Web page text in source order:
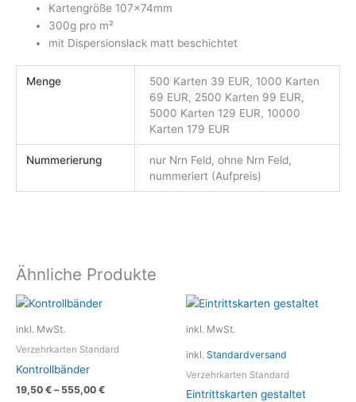
Kartengröße 107x74mm
300g pro m²
mit Dispersionslack matt beschichtet
Menge
500 Karten 39 EUR, 1000 Karten
69 EUR, 2500 Karten 99 EUR,
5000 Karten 129 EUR, 10000
Karten 179 EUR
Nummerierung
nur Nrn Feld, ohne Nrn Feld,
nummeriert (Aufpreis)
Ähnliche Produkte
inkl. MwSt.
Verzehrkarten Standard
Kontrollbänder
19,50 € – 555,00 €
mehrere
inkl. MwSt.
inkl. Standardversand
Verzehrkarten Standard
Eintrittskarten gestaltet
Dieses